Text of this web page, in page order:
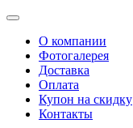
О компании
Фотогалерея
Доставка
Оплата
Купон на скидку
Контакты